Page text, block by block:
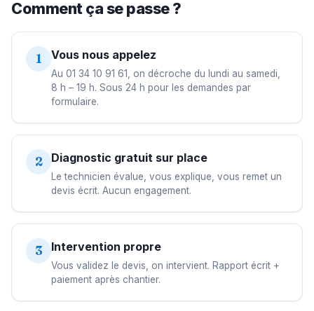
Comment ça se passe ?
1 Vous nous appelez
Au 01 34 10 91 61, on décroche du lundi au samedi,
8 h – 19 h. Sous 24 h pour les demandes par
formulaire.
2 Diagnostic gratuit sur place
Le technicien évalue, vous explique, vous remet un
devis écrit. Aucun engagement.
3 Intervention propre
Vous validez le devis, on intervient. Rapport écrit +
paiement après chantier.